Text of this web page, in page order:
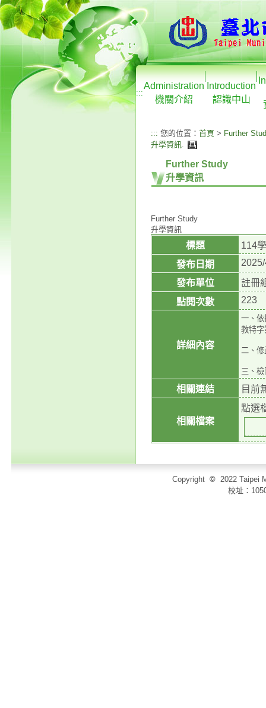
:::
Administration
機關介紹
Introduction
認識中山
::: 您的位置： 首頁 > Further
升學資訊.
Further Study
升學資訊
Further Study
升學資訊
標題
114
發布日期
發布單位
註冊
點閱次數
223
詳細內容
一、依
教特字
二、修
三、
相關連結 目前
相關檔案
點選
Copyright © 2022 Taipei
校址：